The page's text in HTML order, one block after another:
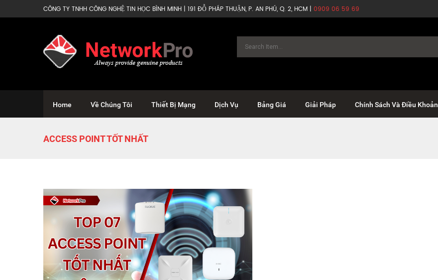
CÔNG TY TNHH CÔNG NGHỆ TIN HỌC BÌNH MINH | 191 ĐỖ PHÁP THUẬN, P. AN PHÚ, Q. 2, HCM | 0909 06 59 69
Home Về Chúng Tôi Thiết Bị Mạng Dịch Vụ Bảng Giá Giải Pháp Chính Sách Và Điều Khoản
ACCESS POINT TỐT NHẤT